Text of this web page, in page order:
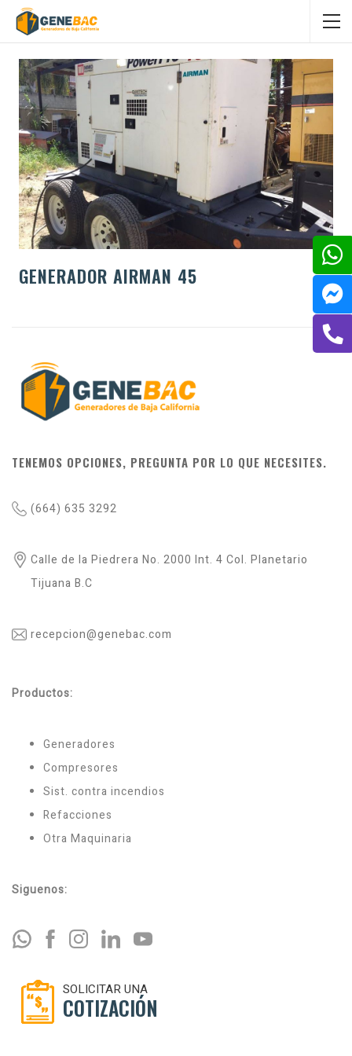
GENERADOR AIRMAN 45
TENEMOS OPCIONES, PREGUNTA POR LO QUE NECESITES.
(664) 635 3292
Calle de la Piedrera No. 2000 Int. 4 Col. Planetario
Tijuana B.C
recepcion@genebac.com
Productos:
Generadores
Compresores
Sist. contra incendios
Refacciones
Otra Maquinaria
Siguenos:
SOLICITAR UNA
COTIZACIÓN